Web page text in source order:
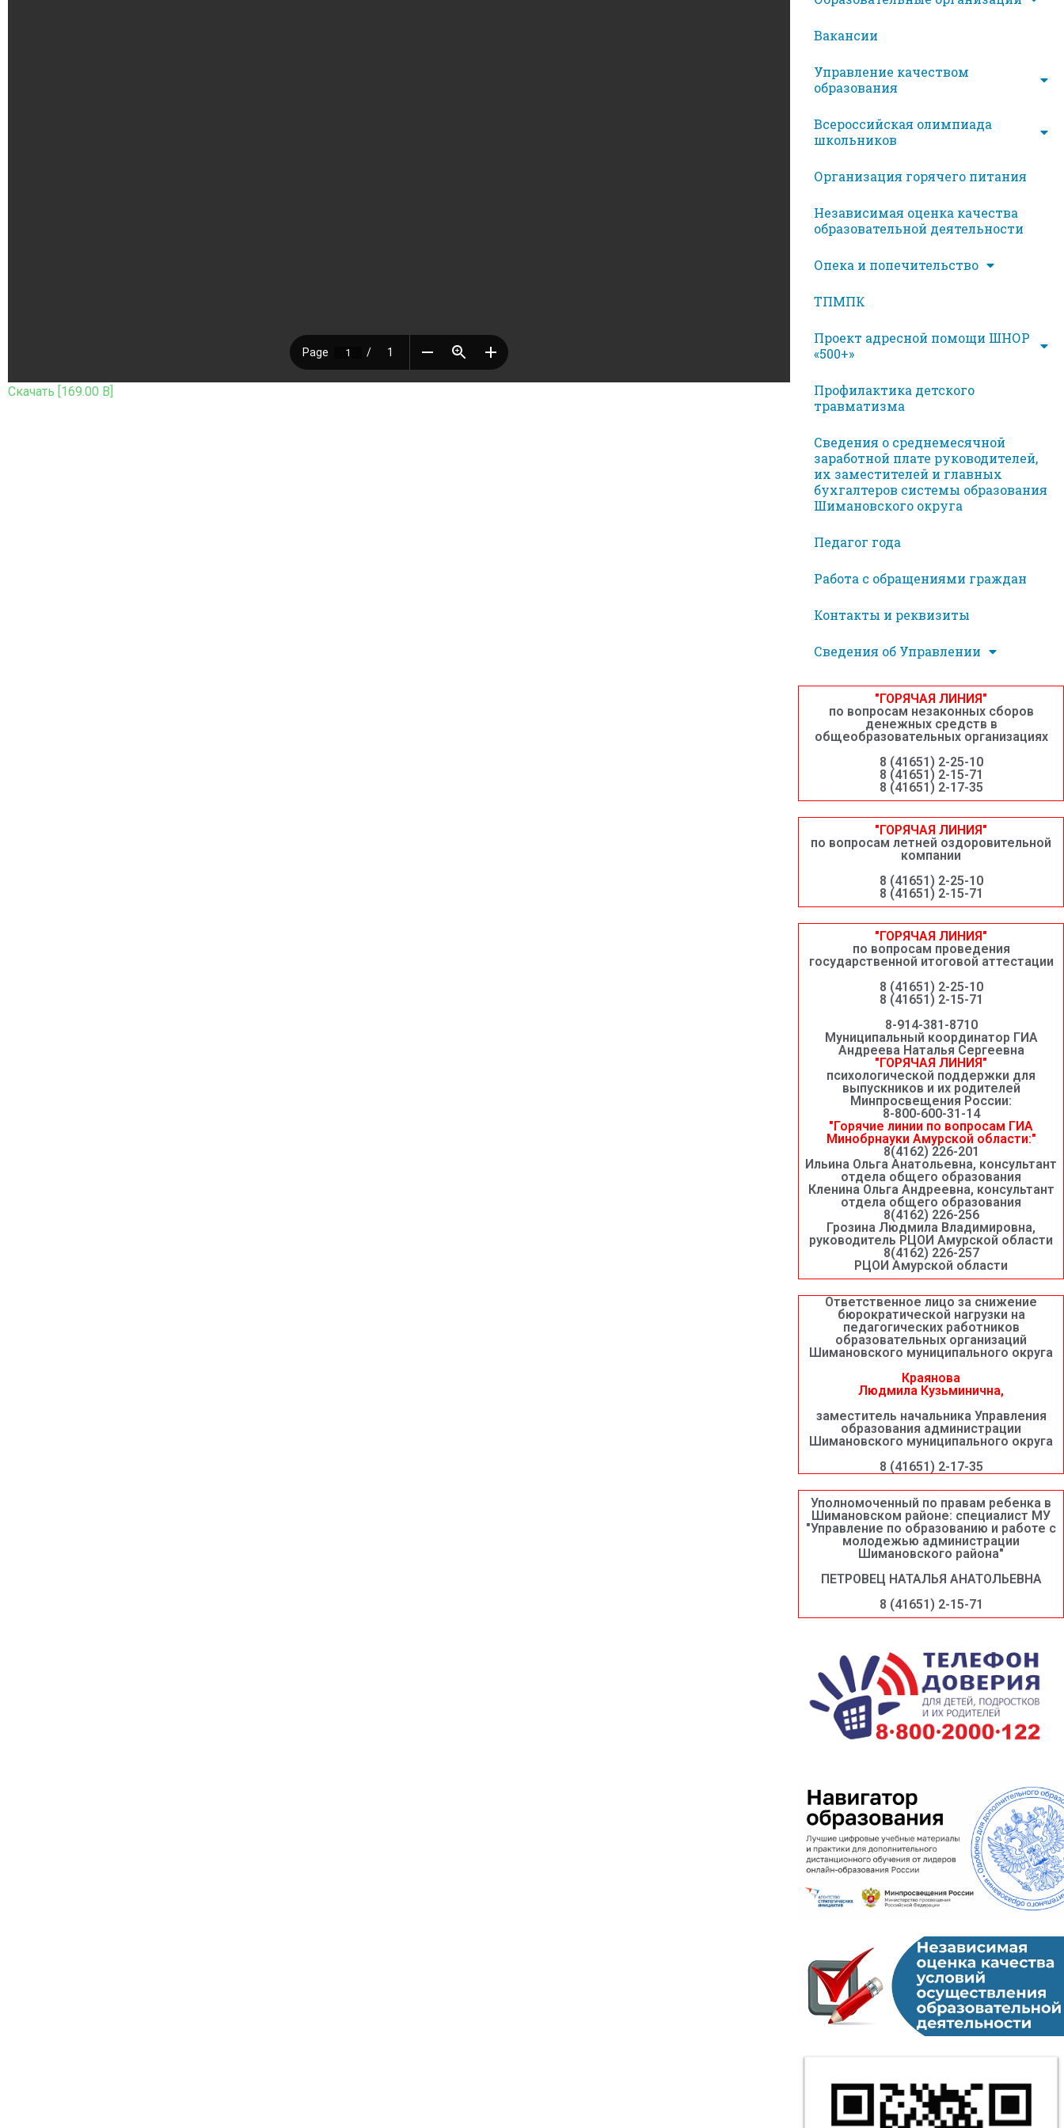
Скачать [169.00 B]
Вакансии
Управление качеством
образования
Всероссийская олимпиада
школьников
Организация горячего питания
Независимая оценка качества
образовательной деятельности
Опека и попечительство
ТПМПК
Проект адресной помощи ШНОР
«500+»
Профилактика детского
травматизма
Сведения о среднемесячной
заработной плате руководителей,
их заместителей и главных
бухгалтеров системы образования
Шимановского округа
Педагог года
Работа с обращениями граждан
Контакты и реквизиты
Сведения об Управлении
"ГОРЯЧАЯ ЛИНИЯ"
по вопросам незаконных сборов
денежных средств в
общеобразовательных организациях
8 (41651) 2-25-10
8 (41651) 2-15-71
8 (41651) 2-17-35
"ГОРЯЧАЯ ЛИНИЯ"
по вопросам летней оздоровительной
компании
8 (41651) 2-25-10
8 (41651) 2-15-71
"ГОРЯЧАЯ ЛИНИЯ"
по вопросам проведения
государственной итоговой аттестации
8 (41651) 2-25-10
8 (41651) 2-15-71
8-914-381-8710
Муниципальный координатор ГИА
Андреева Наталья Сергеевна
"ГОРЯЧАЯ ЛИНИЯ"
психологической поддержки для
выпускников и их родителей
Минпросвещения России:
8-800-600-31-14
"Горячие линии по вопросам ГИА
Минобрнауки Амурской области:"
8(4162) 226-201
Ильина Ольга Анатольевна, консультант
отдела общего образования
Кленина Ольга Андреевна, консультант
отдела общего образования
8(4162) 226-256
Грозина Людмила Владимировна,
руководитель РЦОИ Амурской области
8(4162) 226-257
РЦОИ Амурской области
Ответственное лицо за снижение
бюрократической нагрузки на
педагогических работников
образовательных организаций
Шимановского муниципального округа
Краянова
Людмила Кузьминична,
заместитель начальника Управления
образования администрации
Шимановского муниципального округа
8 (41651) 2-17-35
Уполномоченный по правам ребенка в
Шимановском районе: специалист МУ
"Управление по образованию и работе с
молодежью администрации
Шимановского района"
ПЕТРОВЕЦ НАТАЛЬЯ АНАТОЛЬЕВНА
8 (41651) 2-15-71